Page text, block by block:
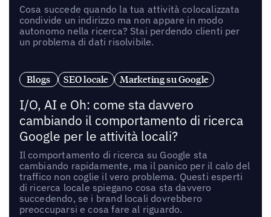
Cosa succede quando la tua attività colocalizzata
condivide un indirizzo ma non appare in modo
autonomo nella ricerca? Stai perdendo clienti per
un problema di dati risolvibile.
Blogs SEO locale Marketing su Google
I/O, AI e Oh: come sta davvero
cambiando il comportamento di ricerca
Google per le attività locali?
Il comportamento di ricerca su Google sta
cambiando rapidamente, ma il panico per il calo del
traffico non coglie il vero problema. Questi esperti
di ricerca locale spiegano cosa sta davvero
succedendo, se i brand locali dovrebbero
preoccuparsi e cosa fare al riguardo.